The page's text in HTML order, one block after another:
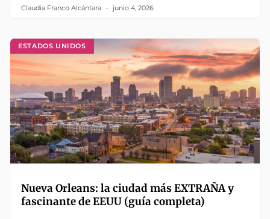
Claudia Franco Alcántara junio 4, 2026
ESTADOS UNIDOS
Nueva Orleans: la ciudad más EXTRAÑA y
fascinante de EEUU (guía completa)